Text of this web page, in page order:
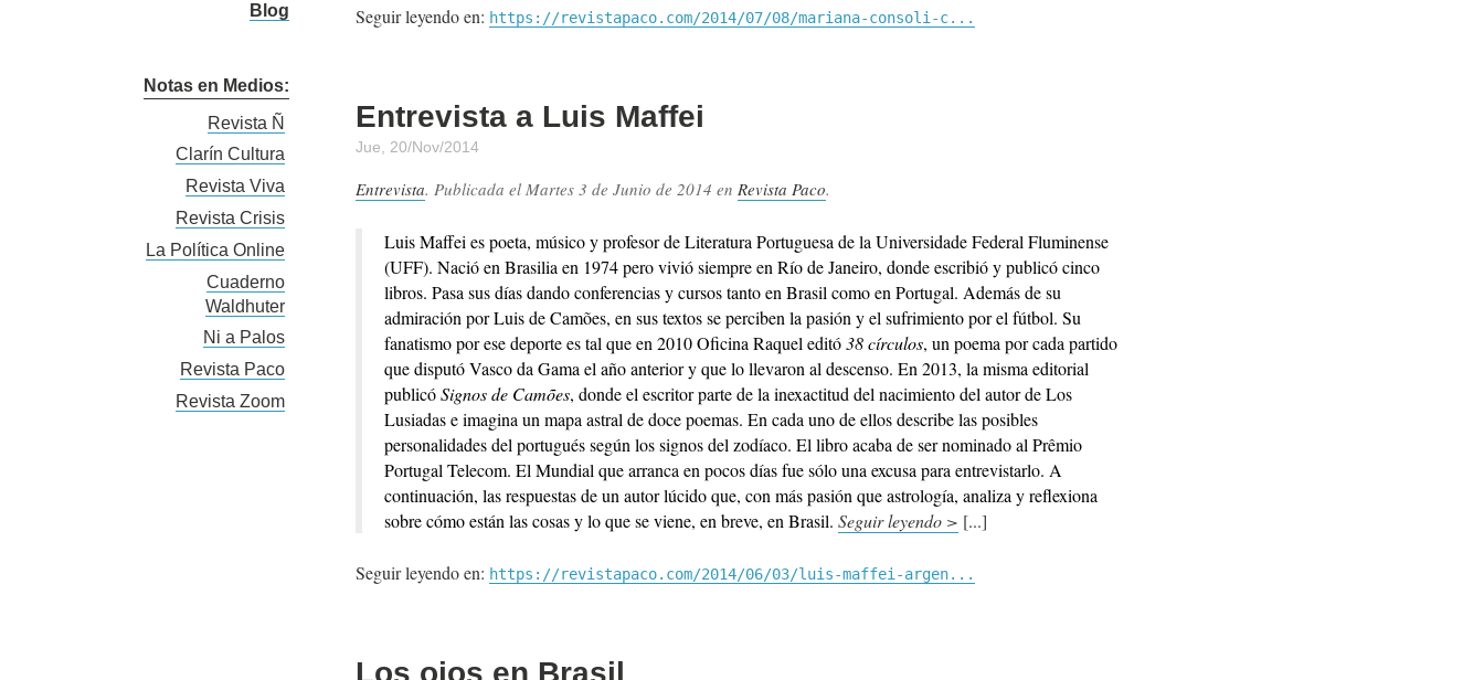
Blog
Notas en Medios:
Revista Ñ
Clarín Cultura
Revista Viva
Revista Crisis
La Política Online
Cuaderno
Waldhuter
Ni a Palos
Revista Paco
Revista Zoom
Seguir leyendo en: https://revistapaco.com/2014/07/08/mariana-consoli-c...
Entrevista a Luis Maffei
Jue, 20/Nov/2014
Entrevista. Publicada el Martes 3 de Junio de 2014 en Revista Paco.
Luis Maffei es poeta, músico y profesor de Literatura Portuguesa de la Universidade Federal Fluminense
(UFF). Nació en Brasilia en 1974 pero vivió siempre en Río de Janeiro, donde escribió y publicó cinco
libros. Pasa sus días dando conferencias y cursos tanto en Brasil como en Portugal. Además de su
admiración por Luis de Camões, en sus textos se perciben la pasión y el sufrimiento por el fútbol. Su
fanatismo por ese deporte es tal que en 2010 Oficina Raquel editó38 círculos, un poema por cada partido
que disputó Vasco da Gama el año anterior y que lo llevaron al descenso. En 2013, la misma editorial
publicóSignos de Camões, donde el escritor parte de la inexactitud del nacimiento del autor de Los
Lusiadas e imagina un mapa astral de doce poemas. En cada uno de ellos describe las posibles
personalidades del portugués según los signos del zodíaco. El libro acaba de ser nominado al Prêmio
Portugal Telecom. El Mundial que arranca en pocos días fue sólo una excusa para entrevistarlo. A
continuación, las respuestas de un autor lúcido que, con más pasión que astrología, analiza y reflexiona
sobre cómo están las cosas y lo que se viene, en breve, en Brasil. Seguir leyendo >
Seguir leyendo en: https://revistapaco.com/2014/06/03/luis-maffei-argen...
Los ojos en Brasil